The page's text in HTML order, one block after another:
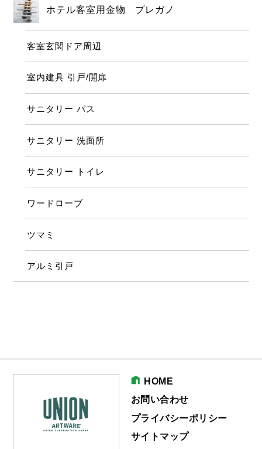
ホテル客室用金物 プレガノ
客室玄関ドア周辺
室内建具 引戸/開扉
サニタリー バス
サニタリー 洗面所
サニタリー トイレ
ワードローブ
ツマミ
アルミ引戸
HOME
お問い合わせ
プライバシーポリシー
サイトマップ